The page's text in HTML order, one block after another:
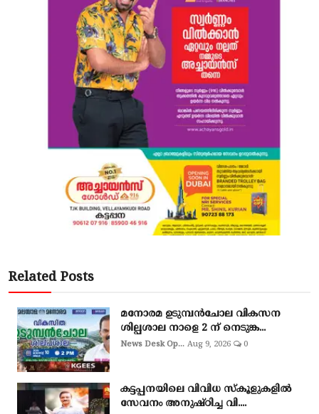
Related Posts
മനോരമ ഉടുമ്പൻചോല വികസന
ശില്പശാല നാളെ 2 ന് നെടുങ്ക...
News Desk Op... Aug 9, 2026 0
കട്ടപ്പനയിലെ വിവിധ സ്കൂളുകളിൽ
സേവനം അനുഷ്ഠിച്ച വി....